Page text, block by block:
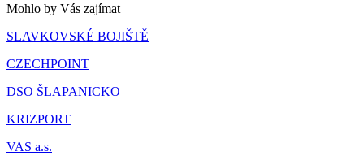
Mohlo by Vás zajímat
SLAVKOVSKÉ BOJIŠTĚ
CZECHPOINT
DSO ŠLAPANICKO
KRIZPORT
VAS a.s.